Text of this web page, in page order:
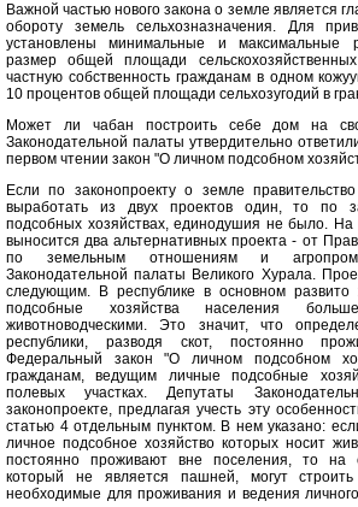
Важной частью нового закона о земле является
обороту земель сельхозназначения. Для
установлены минимальные и максимальные
размер общей площади
частную собственность гражданам в одном
10 процентов общей площади сельхозугодий в
Может ли чабан построить себе дом на
Законодательной палаты утвердительно
первом чтении закон "О личном подсобном
Если по законопроекту о земле
выработать из двух проектов один, то по
подсобных хозяйствах, единодушия не было. На
выносится два альтернативных проекта - от
по земельным отношениям и
Законодательной палаты Великого Хурала.
следующим. В республике в основном развито
подсобные хозяйства населения
животноводческими. Это значит, что
республики, разводя скот, постоянно
Федеральный закон "О личном подсобном
гражданам, ведущим личные подсобные
полевых участках. Депутаты
законопроекте, предлагая учесть эту
статью 4 отдельным пунктом. В нем указано:
личное подсобное хозяйство которых носит
постоянно проживают вне поселения, то на
который не является пашней, могут
необходимые для проживания и ведения